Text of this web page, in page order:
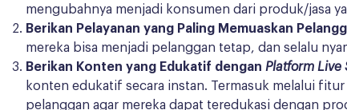
mengubahnya menjadi konsumen dari produk/jasa
Berikan Pelayanan yang Paling Memuaskan
mereka bisa menjadi pelanggan tetap, dan selalu
Berikan Konten yang Edukatif dengan Platform Live
konten edukatif secara instan. Termasuk melalui fitur
pelanggan agar mereka dapat teredukasi dengan